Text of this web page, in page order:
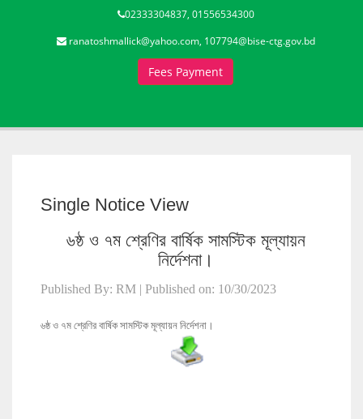
02333304837, 01556534300
ranatoshmallick@yahoo.com, 107794@bise-ctg.gov.bd
Fees Payment
Single Notice View
৬ষ্ঠ ও ৭ম শ্রেণির বার্ষিক সামস্টিক মূল্যায়ন
নির্দেশনা।
Published By: RM | Published on: 10/30/2023
৬ষ্ঠ ও ৭ম শ্রেণির বার্ষিক সামস্টিক মূল্যায়ন নির্দেশনা।